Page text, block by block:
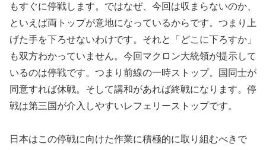
もすぐに停戦します。ではなぜ、今回は収まらないのか、
といえば両トップが意地になっているからです。つまり上
げた手を下ろせないわけです。それと「どこに下ろすか」
も双方わかっていません。今回マクロン大統領が提示して
いるのは停戦です。つまり前線の一時ストップ。国同士が
同意すれば休戦。そして講和があれば終戦になります。停
戦は第三国が介入しやすいレフェリーストップです。
日本はこの停戦に向けた作業に積極的に取り組むべきで